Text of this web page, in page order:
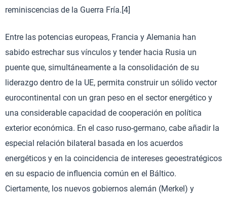
reminiscencias de la Guerra Fría.[4]
Entre las potencias europeas, Francia y Alemania han
sabido estrechar sus vínculos y tender hacia Rusia un
puente que, simultáneamente a la consolidación de su
liderazgo dentro de la UE, permita construir un sólido vector
eurocontinental con un gran peso en el sector energético y
una considerable capacidad de cooperación en política
exterior económica. En el caso ruso-germano, cabe añadir la
especial relación bilateral basada en los acuerdos
energéticos y en la coincidencia de intereses geoestratégicos
en su espacio de influencia común en el Báltico.
Ciertamente, los nuevos gobiernos alemán (Merkel) y